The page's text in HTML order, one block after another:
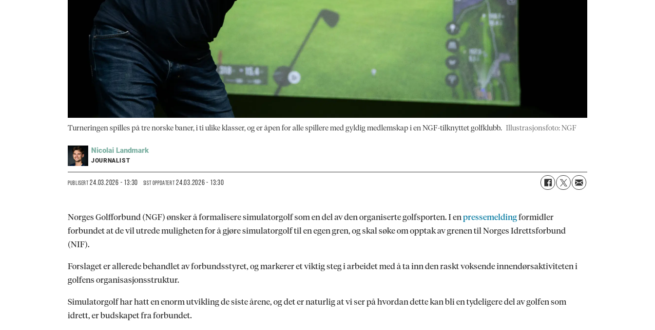
Turneringen spilles på tre norske baner, i ti ulike klasser, og er åpen for alle spillere med gyldig medlemskap i en NGF-tilknyttet golfklubb. Illustrasjonsfoto: NGF
Nicolai Landmark
JOURNALIST
PUBLISERT 24.03.2026 - 13:30 SIST OPPDATERT 24.03.2026 - 13:30
Norges Golfforbund (NGF) ønsker å formalisere simulatorgolf som en del av den organiserte golfsporten. I enpressemeldingformidler
forbundet at de vil utrede muligheten for å gjøre simulatorgolf til en egen gren, og skal søke om opptak av grenen til Norges Idrettsforbund
(NIF).
Forslaget er allerede behandlet av forbundsstyret, og markerer et viktig steg i arbeidet med å ta inn den raskt voksende innendørsaktiviteten i
golfens organisasjonsstruktur.
Simulatorgolf har hatt en enorm utvikling de siste årene, og det er naturlig at vi ser på hvordan dette kan bli en tydeligere del av golfen som
idrett, er budskapet fra forbundet.